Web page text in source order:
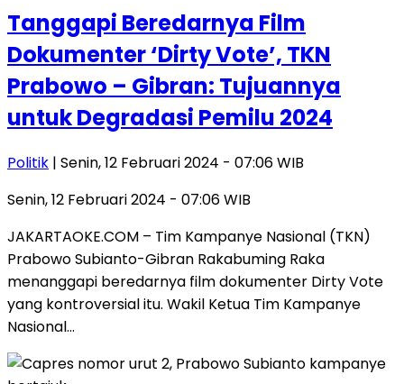
Tanggapi Beredarnya Film
Dokumenter ‘Dirty Vote’, TKN
Prabowo – Gibran: Tujuannya
untuk Degradasi Pemilu 2024
Politik | Senin, 12 Februari 2024 - 07:06 WIB
Senin, 12 Februari 2024 - 07:06 WIB
JAKARTAOKE.COM – Tim Kampanye Nasional (TKN)
Prabowo Subianto-Gibran Rakabuming Raka
menanggapi beredarnya film dokumenter Dirty Vote
yang kontroversial itu. Wakil Ketua Tim Kampanye
Nasional…